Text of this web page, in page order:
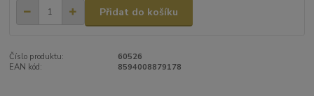
Přidat do košíku
Číslo produktu:
60526
EAN kód:
8594008879178